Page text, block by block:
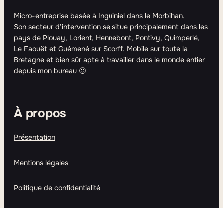
Micro-entreprise basée à Inguiniel dans le Morbihan.
Son secteur d’intervention se situe principalement dans les
pays de Plouay, Lorient, Hennebont, Pontivy, Quimperlé,
Le Faouët et Guémené sur Scorff. Mobile sur toute la
Bretagne et bien sûr apte à travailler dans le monde entier
depuis mon bureau 🙂
À propos
Présentation
Mentions légales
Politique de confidentialité